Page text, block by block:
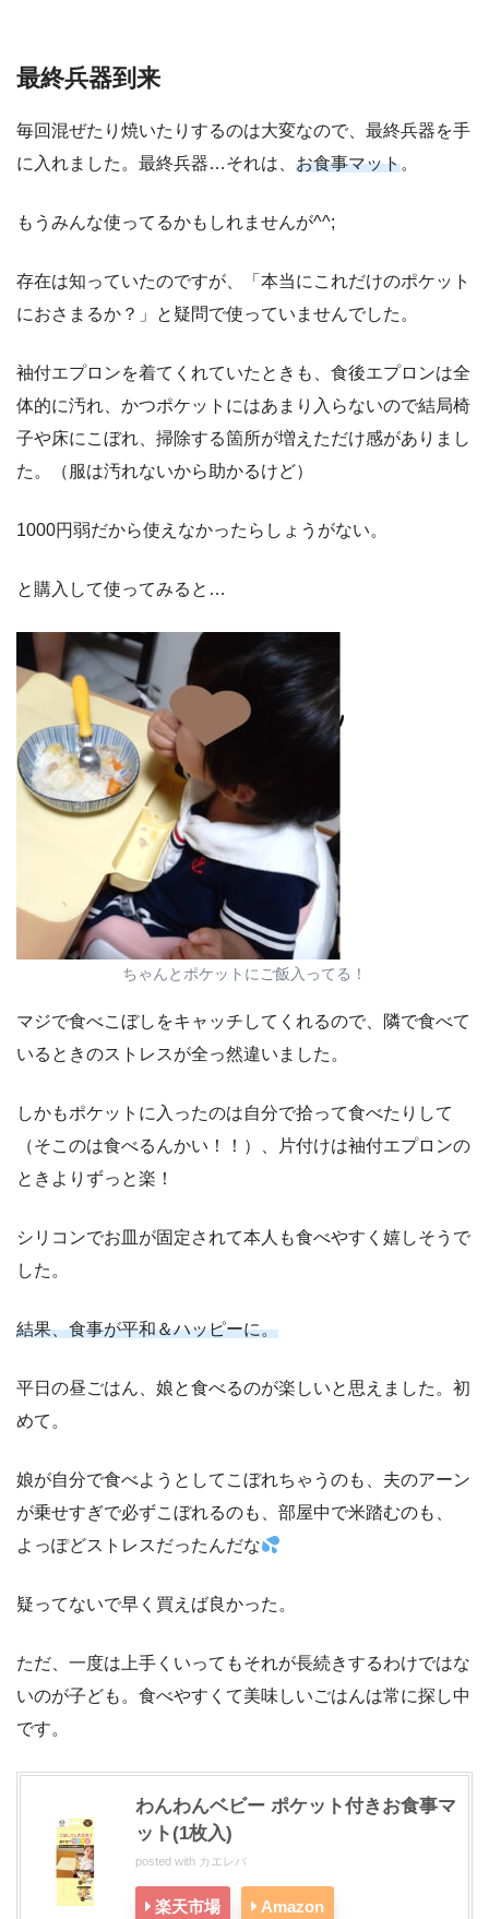
最終兵器到来
毎回混ぜたり焼いたりするのは大変なので、最終兵器を手
に入れました。最終兵器…それは、 お食事マット。
もうみんな使ってるかもしれませんが^^;
存在は知っていたのですが、「本当にこれだけのポケット
におさまるか？」と疑問で使っていませんでした。
袖付エプロンを着てくれていたときも、食後エプロンは全
体的に汚れ、かつポケットにはあまり入らないので結局椅
子や床にこぼれ、掃除する箇所が増えただけ感がありまし
た。（服は汚れないから助かるけど）
1000円弱だから使えなかったらしょうがない。
と購入して使ってみると…
ちゃんとポケットにご飯入ってる！
マジで食べこぼしをキャッチしてくれるので、隣で食べて
いるときのストレスが全っ然違いました。
しかもポケットに入ったのは自分で拾って食べたりして
（そこのは食べるんかい！！）、片付けは袖付エプロンの
ときよりずっと楽！
シリコンでお皿が固定されて本人も食べやすく嬉しそうで
した。
結果、食事が平和＆ハッピーに。
平日の昼ごはん、娘と食べるのが楽しいと思えました。初
めて。
娘が自分で食べようとしてこぼれちゃうのも、夫のアーン
が乗せすぎで必ずこぼれるのも、部屋中で米踏むのも、
よっぽどストレスだったんだな
疑ってないで早く買えば良かった。
ただ、一度は上手くいってもそれが長続きするわけではな
いのが子ども。食べやすくて美味しいごはんは常に探し中
です。
わんわんベビー ポケット付きお食事マ
ット(1枚入)
posted with カエレバ
楽天市場 Amazon